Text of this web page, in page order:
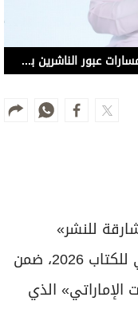
«مدينة الشارقة للنشر» ترسم من بكين مسارات عبور الناشرين بين الأسواق العربية والآسيوية
للنشر»
مشاركتها في معرض بكين الدولي للكتاب 2026، ضمن
الذي